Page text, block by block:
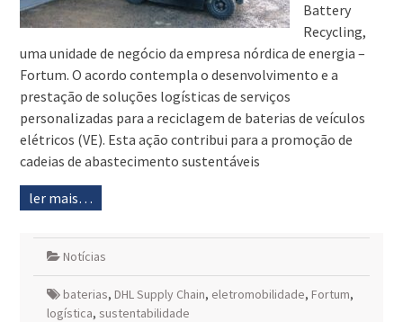
Battery
Recycling,
uma unidade de negócio da empresa nórdica de energia –
Fortum. O acordo contempla o desenvolvimento e a
prestação de soluções logísticas de serviços
personalizadas para a reciclagem de baterias de veículos
elétricos (VE). Esta ação contribui para a promoção de
cadeias de abastecimento sustentáveis
ler mais…
Notícias
baterias, DHL Supply Chain, eletromobilidade, Fortum,
logística, sustentabilidade